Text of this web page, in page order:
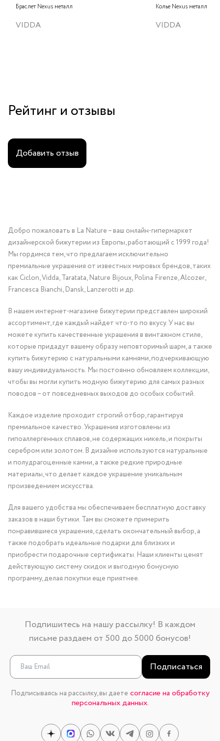
Браслет Nexus металл
VIDDA
Колье Nexus металл
VIDDA
Рейтинг и отзывы
Добавить отзыв
Добро пожаловать в La Nature – ваш онлайн-гипермаркет
дизайнерской бижутерии из Европы, работающий с 1999 года!
Мы гордимся тем, что предлагаем исключительно
премиальные украшения от известных мировых брендов, таких
как Ciclon, Vidda, Taratata, Nature Bijoux, Polina Firenze, Alcozer,
Francesca Bianchi, Dansk, Lanzerotti и др.
В нашем интернет-магазине бижутерии представлен широкий
ассортимент, где каждый найдет что-то по вкусу. У нас вы
можете купить качественные украшения в винтажном стиле,
которые придадут вашему образу неповторимый шарм, а также
купить бижутерию с натуральными камнями, подчеркивающую
вашу индивидуальность. Мы постоянно обновляем коллекции,
чтобы вы могли купить модную бижутерию для самых разных
поводов – от повседневных выходов до особых событий.
Каждое изделие проходит строгий отбор, гарантируя
премиальное качество. Украшения изготовлены из
гипоаллергенных сплавов, не содержащих никель, и покрыты
серебром или золотом. В дизайне используются натуральные
и полудрагоценные камни, а также редкие природные
материалы, что делает каждое украшение уникальным
произведением искусства.
Для вашего удобства мы обеспечиваем бесплатную доставку
заказов в наши бутики. Там вы сможете примерить
понравившиеся украшения, сделать окончательный выбор, а
также подобрать идеальные подарки для близких и
приобрести подарочные сертификаты. Наши клиенты ценят
действующую систему скидок и выгодную бонусную
программу, делая покупки еще приятнее.
Подпишитесь на нашу рассылку! В каждом
письме раздаем от 500 до 5000 бонусов!
Подписаться
Подписываясь на рассылку, вы даете согласие на обработку
персональных данных.